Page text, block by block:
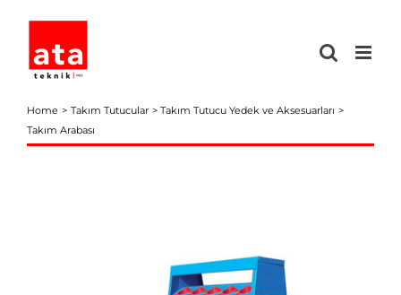
content
Home Takım Tutucular
Takım Tutucu Yedek ve Aksesuarları
Takım Arabası